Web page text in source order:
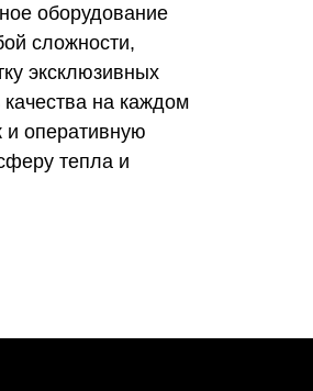
оборудование
сложности,
эксклюзивных
на каждом
и оперативную
тепла и